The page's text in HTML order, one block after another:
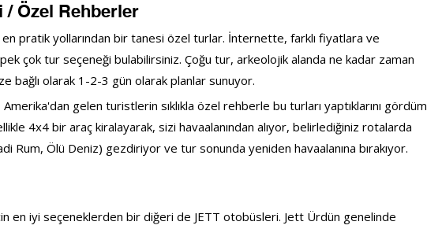
/ Özel Rehberler
en pratik yollarından bir tanesi özel turlar. İnternette, farklı fiyatlara ve
çok tur seçeneği bulabilirsiniz. Çoğu tur, arkeolojik alanda ne kadar zaman
bağlı olarak 1-2-3 gün olarak planlar sunuyor.
gelen turistlerin sıklıkla özel rehberle bu turları yaptıklarını gördüm
4x4 bir araç kiralayarak, sizi havaalanından alıyor, belirlediğiniz rotalarda
Rum, Ölü Deniz) gezdiriyor ve tur sonunda yeniden havaalanına bırakıyor.
en iyi seçeneklerden bir diğeri de JETT otobüsleri. Jett Ürdün genelinde